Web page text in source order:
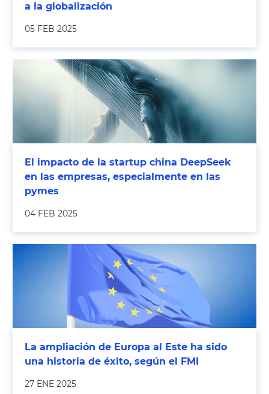
a la globalización
05 FEB 2025
El impacto de la startup china DeepSeek
en las empresas, especialmente en las
pymes
04 FEB 2025
La ampliación de Europa al Este ha sido
una historia de éxito, según el FMI
27 ENE 2025